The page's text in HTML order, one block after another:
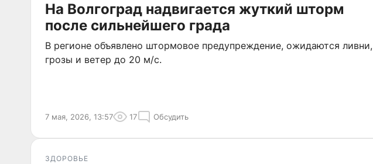
На Волгоград надвигается жуткий шторм
после сильнейшего града
В регионе объявлено штормовое предупреждение, ожидаются ливни,
грозы и ветер до 20 м/с.
7 мая, 2026, 13:57 17 Обсудить
ЗДОРОВЬЕ